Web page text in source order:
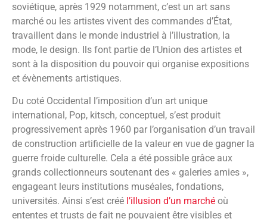
soviétique, après 1929 notamment, c’est un art sans
marché ou les artistes vivent des commandes d’État,
travaillent dans le monde industriel à l’illustration, la
mode, le design. Ils font partie de l’Union des artistes et
sont à la disposition du pouvoir qui organise expositions
et évènements artistiques.
Du coté Occidental l’imposition d’un art unique
international, Pop, kitsch, conceptuel, s’est produit
progressivement après 1960 par l’organisation d’un travail
de construction artificielle de la valeur en vue de gagner la
guerre froide culturelle. Cela a été possible grâce aux
grands collectionneurs soutenant des « galeries amies »,
engageant leurs institutions muséales, fondations,
universités. Ainsi s’est créé l’illusion d’un marché où
ententes et trusts de fait ne pouvaient être visibles et